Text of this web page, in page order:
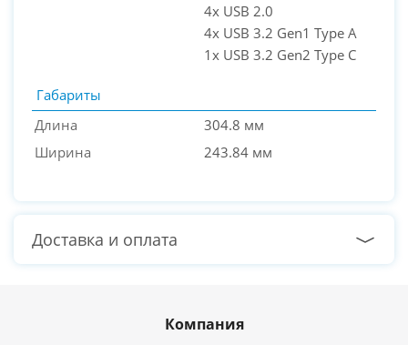
4x USB 2.0
4x USB 3.2 Gen1 Type A
1x USB 3.2 Gen2 Type C
Габариты
Длина
304.8 мм
Ширина
243.84 мм
Доставка и оплата
Компания